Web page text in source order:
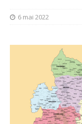
6 mai 2022